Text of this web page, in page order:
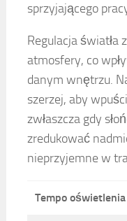
sprzyjającego
Regulacja światła
atmosfery, co
danym wnętrzu.
szerzej, aby
zwłaszcza gdy
zredukować
nieprzyjemne w
Tempo oświetlenia